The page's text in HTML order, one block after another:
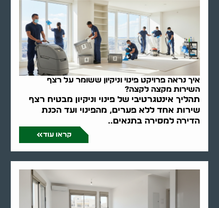
איך נראה פרויקט פינוי וניקיון ששומר על רצף
השירות מקצה לקצה?
תהליך אינטגרטיבי של פינוי וניקיון מבטיח רצף
שירות אחד ללא פערים, מהפינוי ועד הכנת
הדירה למסירה בתנאים..
קראו עוד